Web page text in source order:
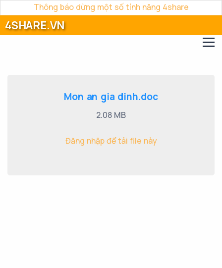
Thông báo dừng một số tính năng 4share
4SHARE.VN
Mon an gia dinh.doc
2.08 MB
Đăng nhập để tải file này